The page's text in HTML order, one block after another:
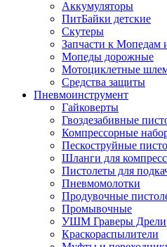
Аккумуляторы
ПитБайки детские
Скутеры
Запчасти к Мопедам
Мопеды дорожные
Мотоциклетные
Средства защиты
Пневмоинструмент
Гайковерты
Гвоздезабивные
Компрессорные
Пескоструйные
Шланги для
Пистолеты для
Пневмомолотки
Продувочные
Промывочные
УШМ Граверы Дрели
Краскораспылители